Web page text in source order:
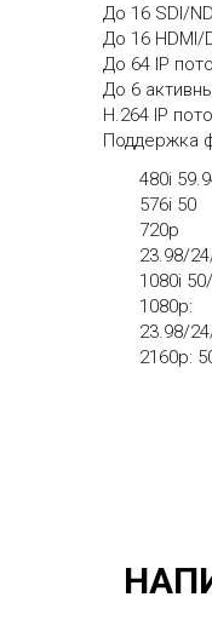
До 16 SDI/
До 16 HDMI/
До 64 IP
До 6
H.264 IP
Поддержка
480i
576i 50
720p
23.98/
1080i
1080p:
23.98/
2160p: